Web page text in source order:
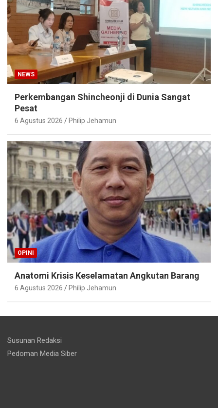
NEWS
Perkembangan Shincheonji di Dunia Sangat
Pesat
6 Agustus 2026 Philip Jehamun
OPINI
Anatomi Krisis Keselamatan Angkutan Barang
6 Agustus 2026 Philip Jehamun
Susunan Redaksi
Pedoman Media Siber